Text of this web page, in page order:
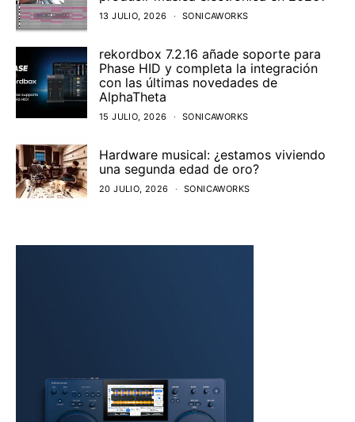
13 JULIO, 2026 SONICAWORKS
rekordbox 7.2.16 añade soporte para
Phase HID y completa la integración
con las últimas novedades de
AlphaTheta
15 JULIO, 2026 SONICAWORKS
Hardware musical: ¿estamos viviendo
una segunda edad de oro?
20 JULIO, 2026 SONICAWORKS